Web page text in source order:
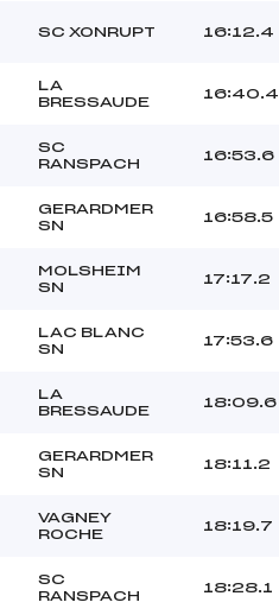
SC XONRUPT 16:12.4
LA
BRESSAUDE
16:40.4
SC
RANSPACH
16:53.6
GERARDMER
SN
16:58.5
MOLSHEIM
SN
17:17.2
LAC BLANC
SN
17:53.6
LA
BRESSAUDE
18:09.6
GERARDMER
SN
18:11.2
VAGNEY
ROCHE
18:19.7
SC
RANSPACH
18:28.1